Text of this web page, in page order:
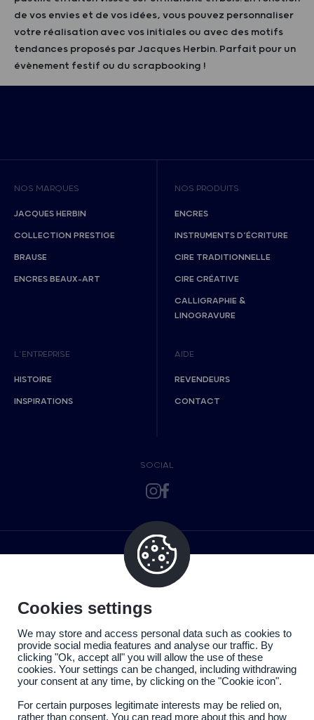
de vos envies et de vos idées, vous pouvez personnaliser
votre réalisation avec vos initiales ou avec des motifs
tendances proposés par Jacques Herbin. Parfait pour un
évènement festif ou du scrapbooking !
NOS MARQUES
JACQUES HERBIN
COLLECTION PRESTIGE
BRAUSE
ENCRES BEAUX-ART
NOS PRODUITS
ENCRES
INSTRUMENTS D’ÉCRITURE
CIRE TRADITIONNELLE
CIRE CRÉATIVE
CALLIGRAPHIE &
LINOGRAVURE
L’ENTREPRISE
HISTOIRE
INSPIRATIONS
AIDE
REVENDEURS
CONTACT
SOCIAL
Cookies settings
We may store and access personal data such as cookies to
provide social media features and analyse our traffic. By
clicking "Ok, accept all" you will allow the use of these
cookies. Your settings can be changed, including withdrawing
your consent at any time, by clicking on the "Cookie icon".
For certain purposes legitimate interests may be relied on,
rather than consent. You can read more about this and how